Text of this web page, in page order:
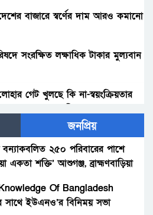
বাজারে স্বর্ণের দাম আরও কমানো
সংরক্ষিত লক্ষাধিক টাকার মুল্যবান
গেট খুলছে কি না-স্বয়ংক্রিয়তার
মাথায় হাত উত্তরের কৃষকের
ট্রেড এক্সপো সমাপ্তি
জনপ্রিয়
বন্যাকবলিত ২৫০ পরিবারের পাশে
একতা শক্তি’ আশুগঞ্জ, ব্রাহ্মণবাড়িয়া
Of Bangladesh
সাথে ইউএনও’র বিনিময় সভা